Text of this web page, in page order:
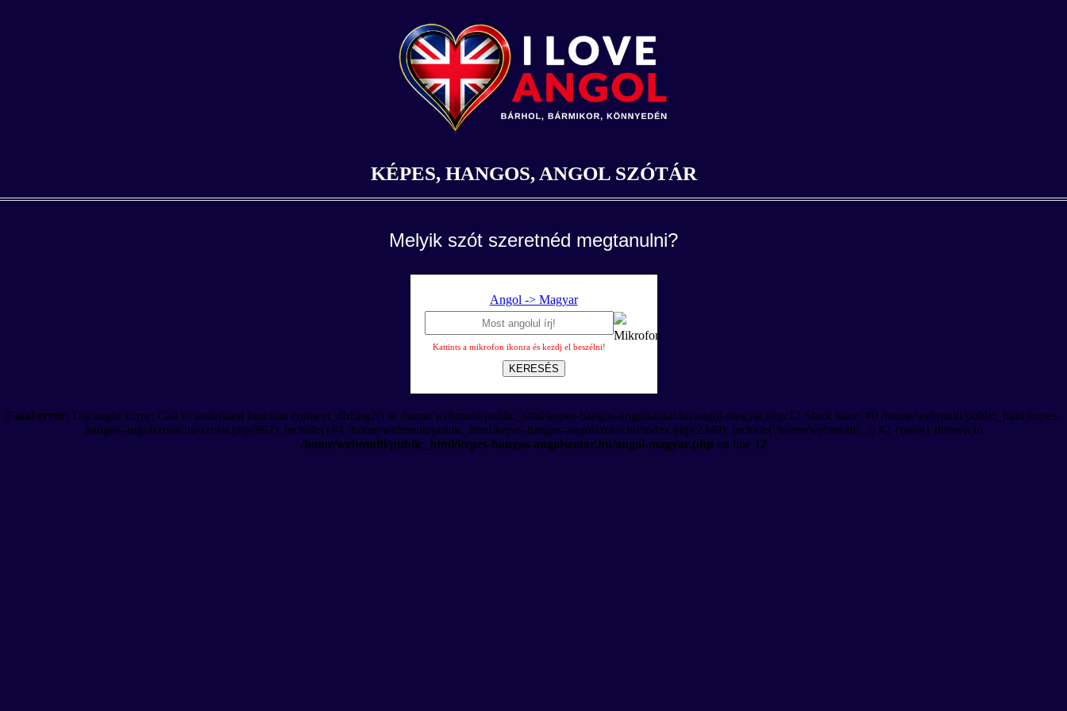
KÉPES, HANGOS, ANGOL SZÓTÁR
Melyik szót szeretnéd megtanulni?
Angol -> Magyar
Kattints a mikrofon ikonra és kezdj el beszélni!
KERESÉS
Fatal error: Uncaught Error: Call to undefined function connect_dbEng2() in /home/webmulti/public_html/kepes-hangos-angolszotar.hu/angol-magyar.php:12 Stack trace: #0 /home/webmulti/public_html/kepes-
hangos-angolszotar.hu/szotar.php(892): include() #1 /home/webmulti/public_html/kepes-hangos-angolszotar.hu/index.php(2349): include('/home/webmulti/...') #2 {main} thrown in
/home/webmulti/public_html/kepes-hangos-angolszotar.hu/angol-magyar.php on line 12